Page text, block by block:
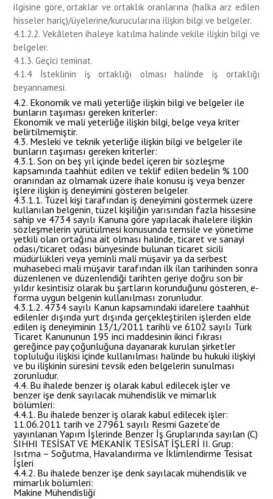
ilgisine göre, ortaklar ve ortaklık oranlarına (halka arz edilen
hisseler hariç)/üyelerine/kurucularına ilişkin bilgi ve belgeler.
4.1.2.2. Vekâleten ihaleye katılma halinde vekile ilişkin bilgi ve
belgeler.
4.1.3. Geçici teminat.
4.1.4 İsteklinin iş ortaklığı olması halinde iş ortaklığı
beyannamesi.
4.2. Ekonomik ve mali yeterliğe ilişkin bilgi ve belgeler ile
bunların taşıması gereken kriterler:
Ekonomik ve mali yeterliğe ilişkin bilgi, belge veya kriter
belirtilmemiştir.
4.3. Mesleki ve teknik yeterliğe ilişkin bilgi ve belgeler ile
bunların taşıması gereken kriterler:
4.3.1. Son on beş yıl içinde bedel içeren bir sözleşme
kapsamında taahhüt edilen ve teklif edilen bedelin % 100
oranından az olmamak üzere ihale konusu iş veya benzer
işlere ilişkin iş deneyimini gösteren belgeler.
4.3.1.1. Tüzel kişi tarafından iş deneyimini göstermek üzere
kullanılan belgenin, tüzel kişiliğin yarısından fazla hissesine
sahip ve 4734 sayılı Kanuna göre yapılacak ihalelere ilişkin
sözleşmelerin yürütülmesi konusunda temsile ve yönetime
yetkili olan ortağına ait olması halinde, ticaret ve sanayi
odası/ticaret odası bünyesinde bulunan ticaret sicili
müdürlükleri veya yeminli mali müşavir ya da serbest
muhasebeci mali müşavir tarafından ilk ilan tarihinden sonra
düzenlenen ve düzenlendiği tarihten geriye doğru son bir
yıldır kesintisiz olarak bu şartların korunduğunu gösteren, e-
forma uygun belgenin kullanılması zorunludur.
4.3.1.2. 4734 sayılı Kanun kapsamındaki idarelere taahhüt
edilenler dışında yurt dışında gerçekleştirilen işlerden elde
edilen iş deneyiminin 13/1/2011 tarihli ve 6102 sayılı Türk
Ticaret Kanununun 195 inci maddesinin ikinci fıkrası
gereğince pay çoğunluğuna dayanarak kurulan şirketler
topluluğu ilişkisi içinde kullanılması halinde bu hukuki ilişkiyi
ve bu ilişkinin süresini tevsik eden belgelerin sunulması
zorunludur.
4.4. Bu ihalede benzer iş olarak kabul edilecek işler ve
benzer işe denk sayılacak mühendislik ve mimarlık
bölümleri:
4.4.1. Bu ihalede benzer iş olarak kabul edilecek işler:
11.06.2011 tarih ve 27961 sayılı Resmi Gazete'de
yayınlanan Yapım İşlerinde Benzer İş Gruplarında sayılan (C)
SIHHI TESİSAT VE MEKANİK TESİSAT İŞLERİ II. Grup:
Isıtma – Soğutma, Havalandırma ve İklimlendirme Tesisat
İşleri
4.4.2. Bu ihalede benzer işe denk sayılacak mühendislik ve
mimarlık bölümleri:
Makine Mühendisliği